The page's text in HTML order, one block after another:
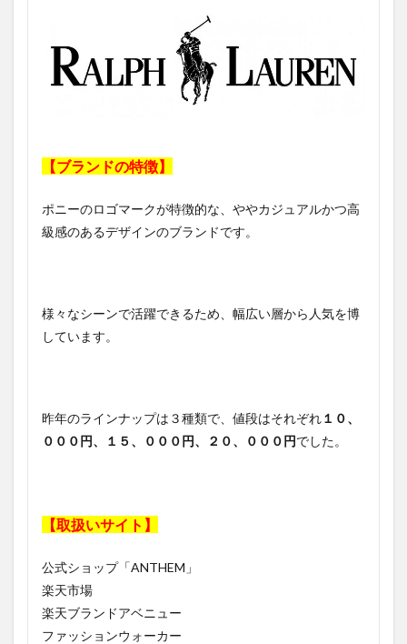
【ブランドの特徴】
ポニーのロゴマークが特徴的な、ややカジュアルかつ高
級感のあるデザインのブランドです。
様々なシーンで活躍できるため、幅広い層から人気を博
しています。
昨年のラインナップは３種類で、値段はそれぞれ１０、
０００円、１５、０００円、２０、０００円でした。
【取扱いサイト】
公式ショップ「ANTHEM」
楽天市場
楽天ブランドアベニュー
ファッションウォーカー